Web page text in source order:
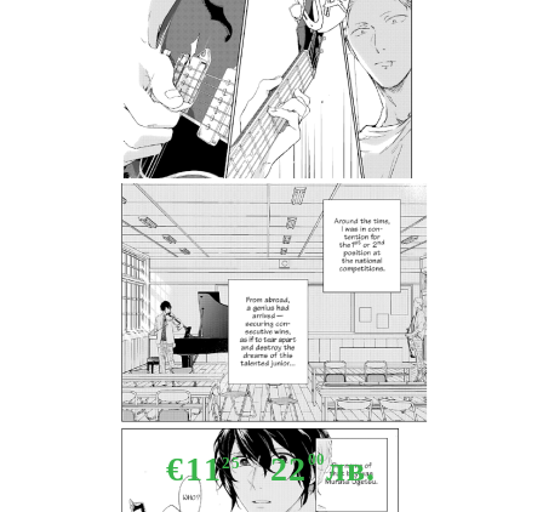
Share Tweet
Манга: Given vol. 4
€1125 2200лв.